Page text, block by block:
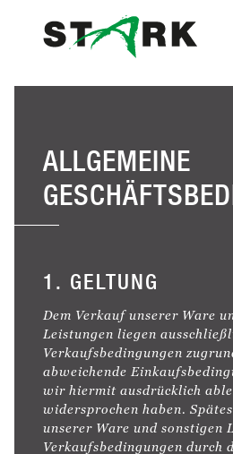
ALLGEMEINE
1. GELTUNG
Dem Verkauf unserer Ware
Leistungen liegen
Verkaufsbedingungen
abweichende
wir hiermit ausdrücklich
widersprochen haben.
unserer Ware und sonstigen
Verkaufsbedingungen durch